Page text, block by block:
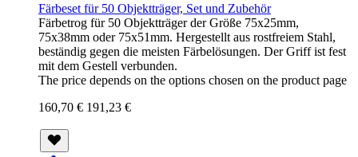
Färbeset für 50 Objektträger, Set und Zubehör
Färbetrog für 50 Objektträger der Größe 75x25mm,
75x38mm oder 75x51mm. Hergestellt aus rostfreiem Stahl,
beständig gegen die meisten Färbelösungen. Der Griff ist fest
mit dem Gestell verbunden.
The price depends on the options chosen on the product page
160,70 € 191,23 €